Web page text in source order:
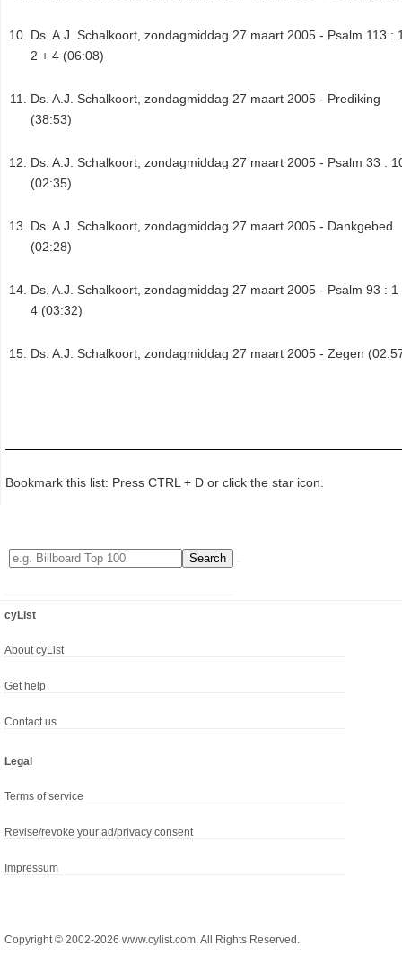
Ds. A.J. Schalkoort, zondagmiddag 27 maart 2005 - Psalm 113 :
2 + 4 (06:08)
Ds. A.J. Schalkoort, zondagmiddag 27 maart 2005 - Prediking
(38:53)
Ds. A.J. Schalkoort, zondagmiddag 27 maart 2005 - Psalm 33 :
(02:35)
Ds. A.J. Schalkoort, zondagmiddag 27 maart 2005 - Dankgebed
(02:28)
Ds. A.J. Schalkoort, zondagmiddag 27 maart 2005 - Psalm 93 : 1
4 (03:32)
Ds. A.J. Schalkoort, zondagmiddag 27 maart 2005 - Zegen
Bookmark this list: Press CTRL + D or click the star icon.
cyList
About cyList
Get help
Contact us
Legal
Terms of service
Revise/revoke your ad/privacy consent
Impressum
Copyright © 2002-2026 www.cylist.com. All Rights Reserved.